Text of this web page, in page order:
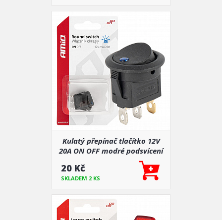
Kulatý přepínač tlačítko 12V
20A ON OFF modré podsvícení
20 Kč
SKLADEM 2 KS